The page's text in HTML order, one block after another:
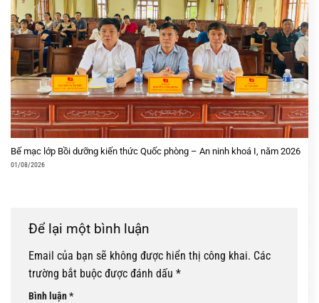
Bế mạc lớp Bồi dưỡng kiến thức Quốc phòng – An ninh khoá I, năm 2026
01/08/2026
Để lại một bình luận
Email của bạn sẽ không được hiển thị công khai. Các
trường bắt buộc được đánh dấu *
Bình luận*